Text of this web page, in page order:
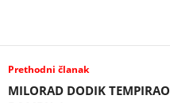
Prethodni članak
MILORAD DODIK TEMPIRAO